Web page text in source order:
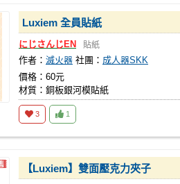
Luxiem 全員貼紙
にじさんじ EN 貼紙
作者： 滅火器 社團： 成人器SKK
價格：60元
材質：銅板銀河模貼紙
3 1
【Luxiem】雙面壓克力夾子